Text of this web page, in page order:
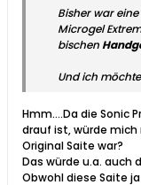
Bisher war
Microgel
bischen
Und ich
Hmm....Da die Sonic
drauf ist, würde
Original Saite war?
Das würde u.a. auch
Obwohl diese Saite